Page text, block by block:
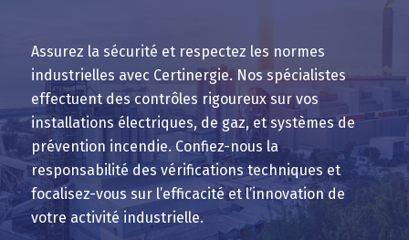
Assurez la sécurité et respectez les normes
industrielles avec Certinergie. Nos spécialistes
effectuent des contrôles rigoureux sur vos
installations électriques, de gaz, et systèmes de
prévention incendie. Confiez-nous la
responsabilité des vérifications techniques et
focalisez-vous sur l’efficacité et l’innovation de
votre activité industrielle.